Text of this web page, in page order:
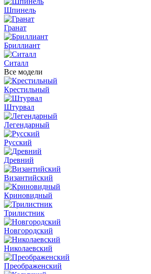
Шпинель
Гранат
Бриллиант
Ситалл
Все модели
Крестильный
Штурвал
Легендарный
Русский
Древний
Византийский
Криновидный
Трилистник
Новгородский
Николаевский
Преображенский